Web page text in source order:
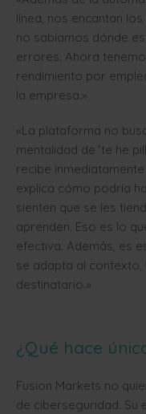
línea, nos encantan
no sabíamos dónde
errores. Ahora
rendimiento por
la empresa.»
«La plataforma no
mentalidad de ‘te he
recibe
explica cómo podría
sienten que se les
aprenden. Eso es lo
efectiva. Además, es
se adapta al
destinatario.»
¿Qué hace
Fusion Markets no
de ciberseguridad. Su